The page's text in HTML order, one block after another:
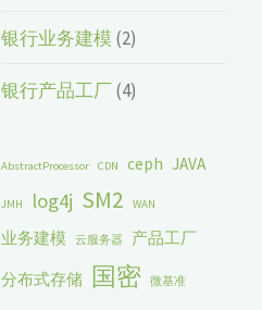
银行业务建模 (2)
银行产品工厂(4)
AbstractProcessor CDN ceph JAVA
JMH log4j SM2 WAN
业务建模 云服务器
产品工厂
分布式存储 国密 微基准